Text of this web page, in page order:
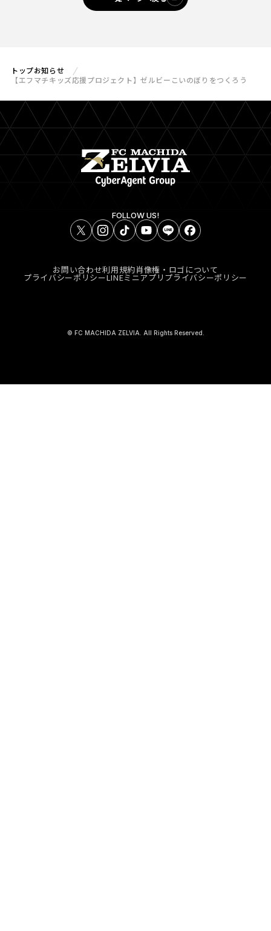
トップお知らせ
【エフマチキッズ応援プロジェクト】ゼルビーこいのぼりをつくろう
FOLLOW US!
お問い合わせ利用規約肖像権・ロゴについて
プライバシーポリシーLINEミニアプリプライバシーポリシー
© FC MACHIDA ZELVIA. All Rights Reserved.